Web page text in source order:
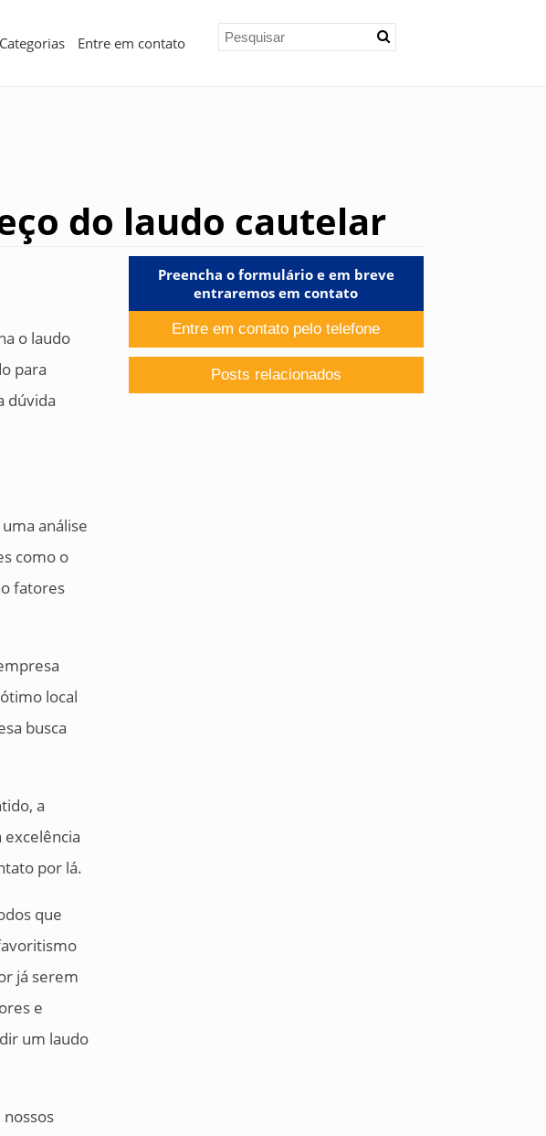
Categorias Entre em contato
do laudo cautelar
o laudo
para
dúvida
análise
como o
fatores
local
busca
a
por lá.
que
já serem
e
um laudo
Preencha o formulário e em breve
entraremos em contato
Entre em contato pelo telefone
Posts relacionados